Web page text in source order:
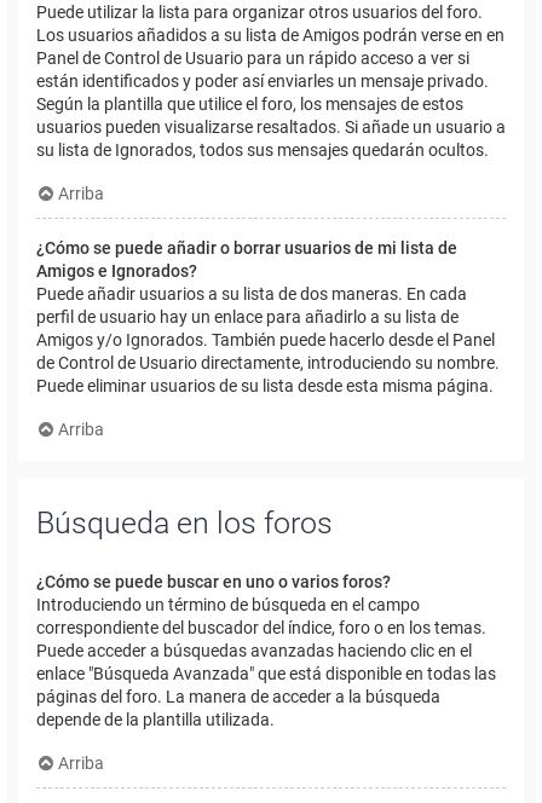
Puede utilizar la lista para organizar otros usuarios del foro.
Los usuarios añadidos a su lista de Amigos podrán verse en en
Panel de Control de Usuario para un rápido acceso a ver si
están identificados y poder así enviarles un mensaje privado.
Según la plantilla que utilice el foro, los mensajes de estos
usuarios pueden visualizarse resaltados. Si añade un usuario a
su lista de Ignorados, todos sus mensajes quedarán ocultos.
Arriba
¿Cómo se puede añadir o borrar usuarios de mi lista de
Amigos e Ignorados?
Puede añadir usuarios a su lista de dos maneras. En cada
perfil de usuario hay un enlace para añadirlo a su lista de
Amigos y/o Ignorados. También puede hacerlo desde el Panel
de Control de Usuario directamente, introduciendo su nombre.
Puede eliminar usuarios de su lista desde esta misma página.
Arriba
Búsqueda en los foros
¿Cómo se puede buscar en uno o varios foros?
Introduciendo un término de búsqueda en el campo
correspondiente del buscador del índice, foro o en los temas.
Puede acceder a búsquedas avanzadas haciendo clic en el
enlace "Búsqueda Avanzada" que está disponible en todas las
páginas del foro. La manera de acceder a la búsqueda
depende de la plantilla utilizada.
Arriba